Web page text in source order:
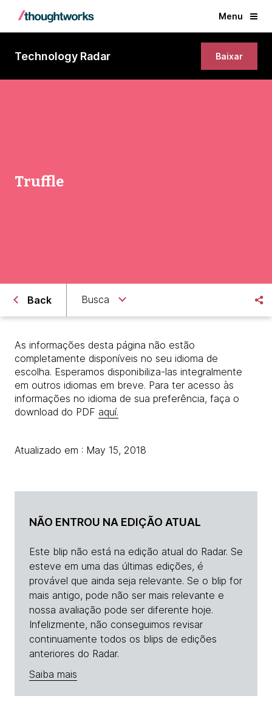
Menu
Technology Radar Baixar
Truffle
Back Busca
As informações desta página não estão
completamente disponíveis no seu idioma de
escolha. Esperamos disponibiliza-las integralmente
em outros idiomas em breve. Para ter acesso às
informações no idioma de sua preferência, faça o
download do PDF aquí.
Atualizado em : May 15, 2018
NÃO ENTROU NA EDIÇÃO ATUAL
Este blip não está na edição atual do Radar. Se
esteve em uma das últimas edições, é
provável que ainda seja relevante. Se o blip for
mais antigo, pode não ser mais relevante e
nossa avaliação pode ser diferente hoje.
Infelizmente, não conseguimos revisar
continuamente todos os blips de edições
anteriores do Radar.
Saiba mais